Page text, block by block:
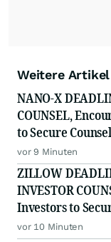
Weitere
NANO-X
COUNSEL,
to Secure
Deadline in
vor 9 Minuten
ZILLOW
INVESTOR
Investors to
Deadline in
vor 10 Minuten